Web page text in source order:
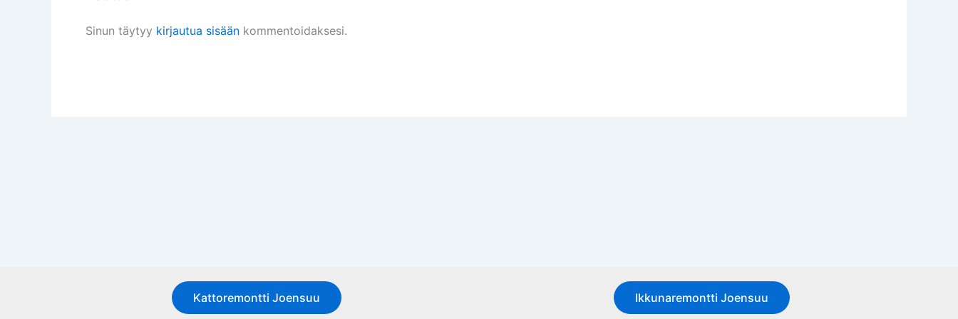
Sinun täytyy kirjautua sisään kommentoidaksesi.
Kattoremontti Joensuu Ikkunaremontti Joensuu